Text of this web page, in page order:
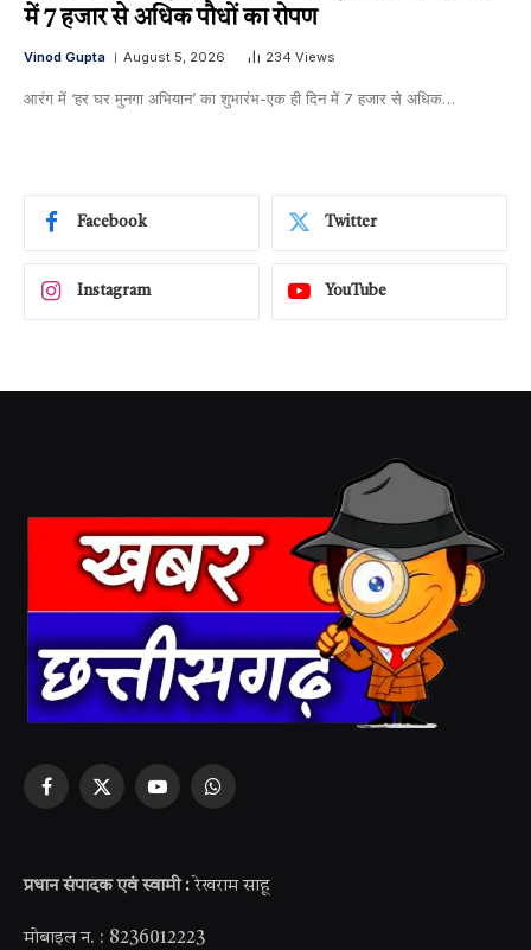
में 7 हजार से अधिक पौधों का रोपण
Vinod Gupta August 5, 2026 234 Views
आरंग में ‘हर घर मुनगा अभियान’ का शुभारंभ-एक ही दिन में 7 हजार से अधिक…
Facebook Twitter
Instagram YouTube
Facebook
X
YouTubeWhatsApp
प्रधान संपादक एवं स्वामी : रेखराम साहू
मोबाइल न. : 8236012223